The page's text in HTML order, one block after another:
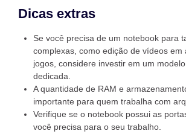
Dicas extras
Se você precisa de um notebook para
complexas, como edição de vídeos em
jogos, considere investir em um
dedicada.
A quantidade de RAM e
importante para quem trabalha com
Verifique se o notebook possui as
você precisa para o seu trabalho.